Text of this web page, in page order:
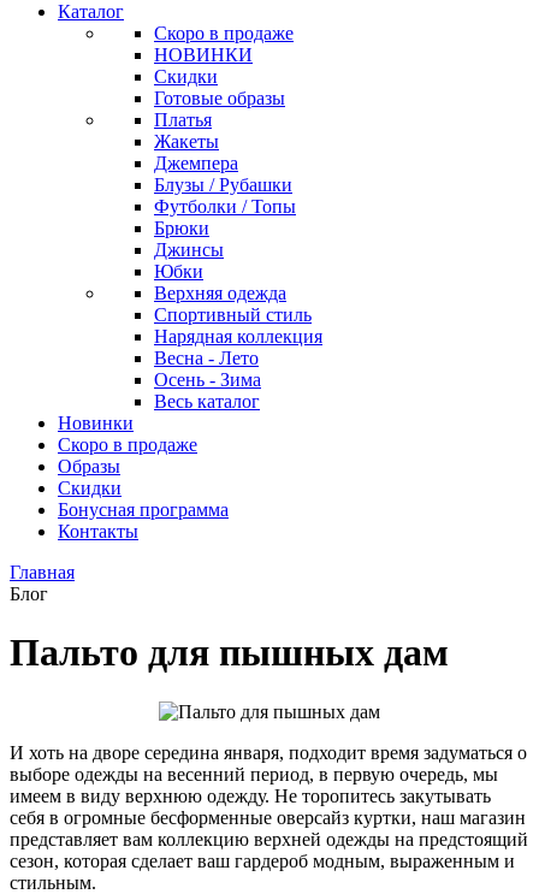
Каталог
Скоро в продаже
НОВИНКИ
Скидки
Готовые образы
Платья
Жакеты
Джемпера
Блузы / Рубашки
Футболки / Топы
Брюки
Джинсы
Юбки
Верхняя одежда
Спортивный стиль
Нарядная коллекция
Весна - Лето
Осень - Зима
Весь каталог
Новинки
Скоро в продаже
Образы
Скидки
Бонусная программа
Контакты
Главная
Блог
Пальто для пышных дам
И хоть на дворе середина января, подходит время задуматься о
выборе одежды на весенний период, в первую очередь, мы
имеем в виду верхнюю одежду. Не торопитесь закутывать
себя в огромные бесформенные оверсайз куртки, наш магазин
представляет вам коллекцию верхней одежды на предстоящий
сезон, которая сделает ваш гардероб модным, выраженным и
стильным.